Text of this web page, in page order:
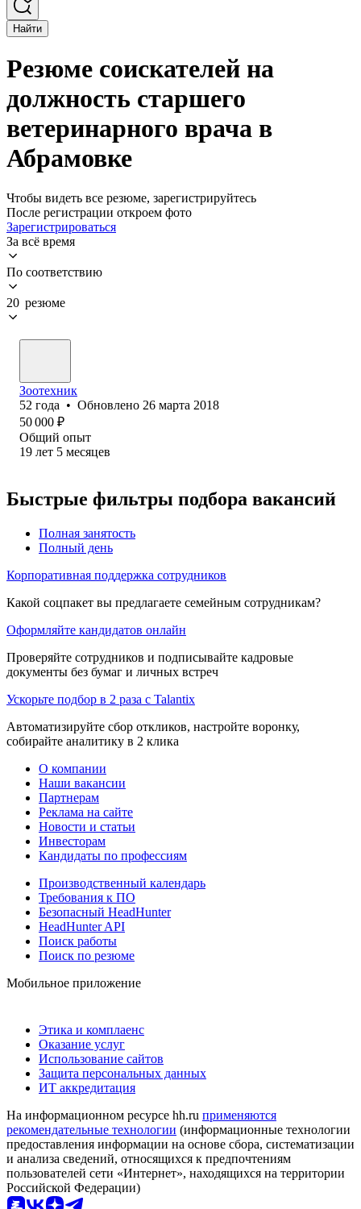
Найти
Резюме соискателей на
должность старшего
ветеринарного врача в
Абрамовке
Чтобы видеть все резюме, зарегистрируйтесь
После регистрации откроем фото
Зарегистрироваться
За всё время
По соответствию
20 резюме
Зоотехник
52 года • Обновлено 26 марта 2018
50 000 ₽
Общий опыт
19 лет 5 месяцев
Быстрые фильтры подбора вакансий
Полная занятость
Полный день
Корпоративная поддержка сотрудников
Какой соцпакет вы предлагаете семейным сотрудникам?
Оформляйте кандидатов онлайн
Проверяйте сотрудников и подписывайте кадровые
документы без бумаг и личных встреч
Ускорьте подбор в 2 раза с Talantix
Автоматизируйте сбор откликов, настройте воронку,
собирайте аналитику в 2 клика
О компании
Наши вакансии
Партнерам
Реклама на сайте
Новости и статьи
Инвесторам
Кандидаты по профессиям
Производственный календарь
Требования к ПО
Безопасный HeadHunter
HeadHunter API
Поиск работы
Поиск по резюме
Мобильное приложение
Этика и комплаенс
Оказание услуг
Использование сайтов
Защита персональных данных
ИТ аккредитация
На информационном ресурсе hh.ru применяются
рекомендательные технологии (информационные технологии
предоставления информации на основе сбора, систематизации
и анализа сведений, относящихся к предпочтениям
пользователей сети «Интернет», находящихся на территории
Российской Федерации)